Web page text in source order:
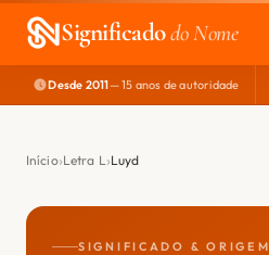
Significadodo Nome
EXPLORAR
NOME PERFEITO
Desde 2011— 15 anos de autoridade
Início Letra L Luyd
SIGNIFICADO & ORIGEM